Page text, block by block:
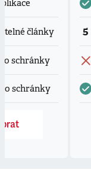
články
schránky
schránky
5